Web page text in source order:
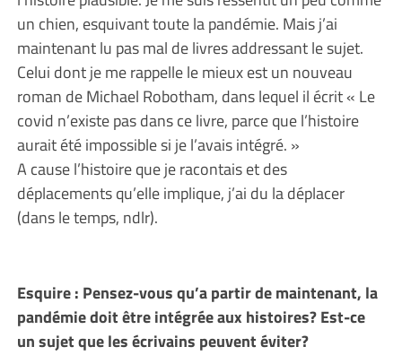
un chien, esquivant toute la pandémie. Mais j’ai
maintenant lu pas mal de livres addressant le sujet.
Celui dont je me rappelle le mieux est un nouveau
roman de Michael Robotham, dans lequel il écrit « Le
covid n’existe pas dans ce livre, parce que l’histoire
aurait été impossible si je l’avais intégré. »
A cause l’histoire que je racontais et des
déplacements qu’elle implique, j’ai du la déplacer
(dans le temps, ndlr).
Esquire : Pensez-vous qu’a partir de maintenant, la
pandémie doit être intégrée aux histoires? Est-ce
un sujet que les écrivains peuvent éviter?